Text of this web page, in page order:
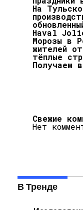
На
Haval
Морозы в
жителей
тёплые
Получаем
Свежие
Нет
В Тренде